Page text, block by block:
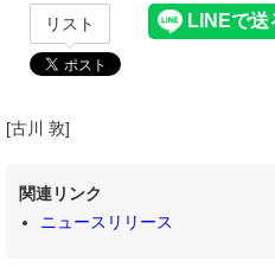
リスト
[古川 敦]
関連リンク
ニュースリリース